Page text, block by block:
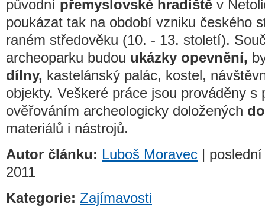
původní přemyslovské hradiště v
poukázat tak na období vzniku českého
raném středověku (10. - 13. století).
archeoparku budou ukázky opevnění,
dílny, kastelánský palác, kostel,
objekty. Veškeré práce jsou prováděny s
ověřováním archeologicky doložených
materiálů i nástrojů.
Autor článku: Luboš Moravec |
2011
Kategorie: Zajímavosti